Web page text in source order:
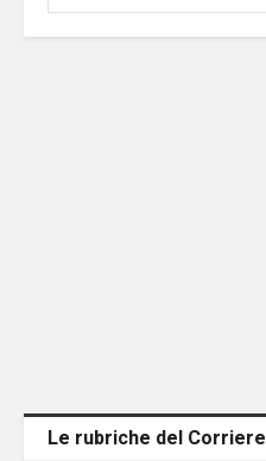
Le rubriche del Corriere